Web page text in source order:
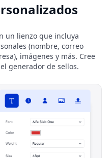
un lienzo que incluya
(nombre, correo
imágenes y más. Cree
generador de sellos.